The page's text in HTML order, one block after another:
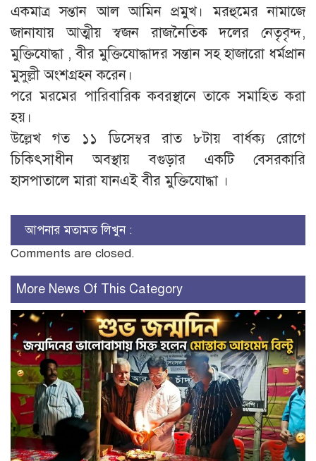
একমাত্র সন্তান আল আমিন প্রমুখ। মরহুমের নামাজে
জানাযায় আত্মীয় স্বজন রাজনৈতিক দলের নেতৃবৃন্দ,
মুক্তিযোদ্ধা , বীর মুক্তিযোদ্ধাদর সন্তান সহ হাজারো ধর্মপ্রান
মুসুল্লী অংশগ্রহন করেন।
পরে মরমের পারিবারিক কবরস্থানে তাকে সমাহিত করা
হয়।
উল্লেখ গত ১১ ডিসেম্বর রাত ৮টায় বার্ধক্য রোগে
চিকিৎসাধীন অবস্থায় বগুড়ার একটি বেসরকারি
হাসপাতালে মারা যানএই বীর মুক্তিযোদ্ধা ।
আপনার মতামত লিখুন :
Comments are closed.
More News Of This Category